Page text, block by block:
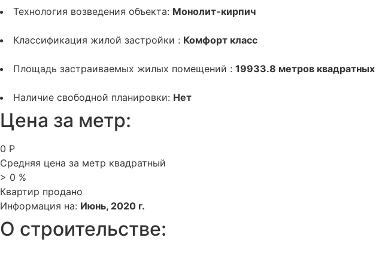
Технология возведения объекта: Монолит-кирпич
Классификация жилой застройки : Комфорт класс
Площадь застраиваемых жилых помещений : 19933.8 метров квадратных
Наличие свободной планировки: Нет
Цена за метр:
0 Р
Средняя цена за метр квадратный
> 0 %
Квартир продано
Информация на: Июнь, 2020 г.
О строительстве: